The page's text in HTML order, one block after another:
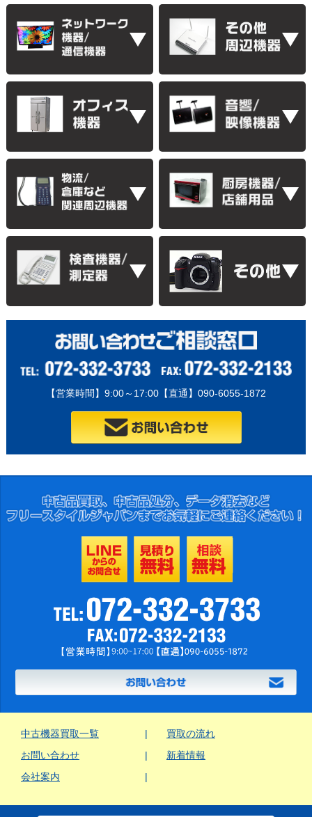
【営業時間】9:00～17:00【直通】090-6055-1872
中古機器買取一覧
買取の流れ
お問い合わせ
新着情報
会社案内